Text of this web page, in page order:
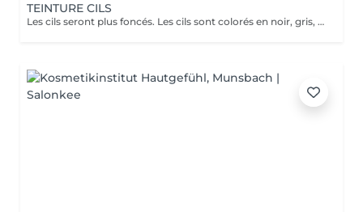
TEINTURE CILS
Les cils seront plus foncés. Les cils sont colorés en noir, gris, bleu, différents tons de brun ou blond, selon le type de cheveux et peau. L'effet durera entre 4 à 6 semaines, dépendant de la texture de vos cils.